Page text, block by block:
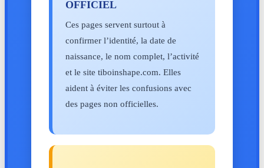
OFFICIEL
Ces pages servent surtout à
confirmer l’identité, la date de
naissance, le nom complet, l’activité
et le site tiboinshape.com. Elles
aident à éviter les confusions avec
des pages non officielles.